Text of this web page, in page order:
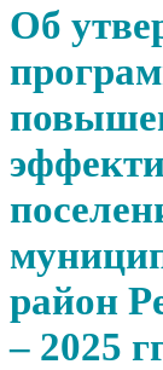
Об
район
– 2025